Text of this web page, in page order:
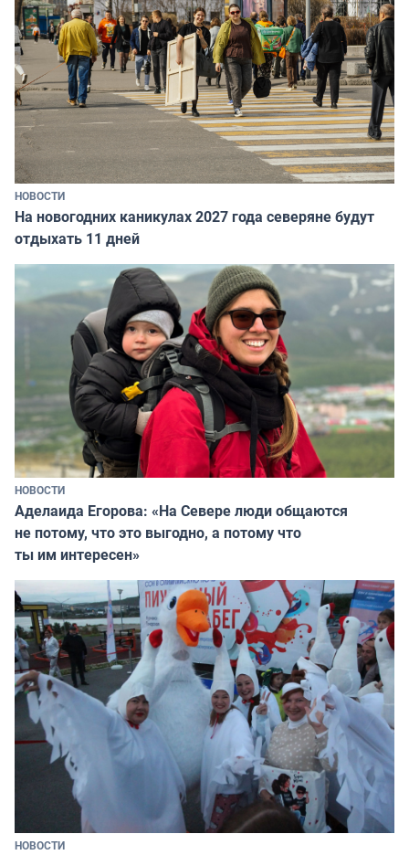
НОВОСТИ
На новогодних каникулах 2027 года северяне будут
отдыхать 11 дней
НОВОСТИ
Аделаида Егорова: «На Севере люди общаются
не потому, что это выгодно, а потому что
ты им интересен»
НОВОСТИ